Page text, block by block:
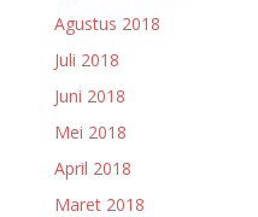
Agustus 2018
Juli 2018
Juni 2018
Mei 2018
April 2018
Maret 2018